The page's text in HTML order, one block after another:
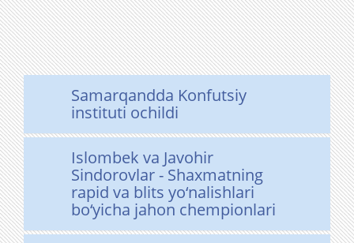
Samarqandda Konfutsiy
instituti ochildi
Islombek va Javohir
Sindorovlar - Shaxmatning
rapid va blits yo‘nalishlari
bo‘yicha jahon chempionlari